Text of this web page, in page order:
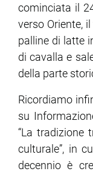
cominciata il
verso Oriente,
palline di latte
di cavalla e
della parte
Ricordiamo
su
“La tradizione
culturale”, in
decennio è